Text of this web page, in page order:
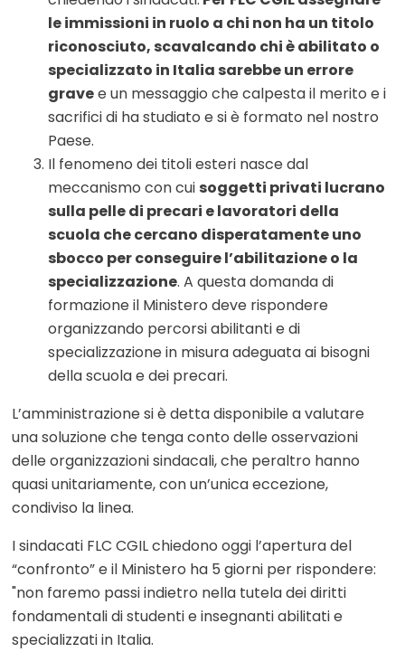
le immissioni in ruolo a chi non ha un titolo
riconosciuto, scavalcando chi è abilitato o
specializzato in Italia sarebbe un errore
gravee un messaggio che calpesta il merito e i
sacrifici di ha studiato e si è formato nel nostro
Paese.
Il fenomeno dei titoli esteri nasce dal
meccanismo con cui soggetti privati lucrano
sulla pelle di precari e lavoratori della
scuola che cercano disperatamente uno
sbocco per conseguire l’abilitazione o la
specializzazione. A questa domanda di
formazione il Ministero deve rispondere
organizzando percorsi abilitanti e di
specializzazione in misura adeguata ai bisogni
della scuola e dei precari.
L’amministrazione si è detta disponibile a valutare
una soluzione che tenga conto delle osservazioni
delle organizzazioni sindacali, che peraltro hanno
quasi unitariamente, con un’unica eccezione,
condiviso la linea.
I sindacati FLC CGIL chiedono oggi l’apertura del
“confronto” e il Ministero ha 5 giorni per rispondere:
"non faremo passi indietro nella tutela dei diritti
fondamentali di studenti e insegnanti abilitati e
specializzati in Italia.